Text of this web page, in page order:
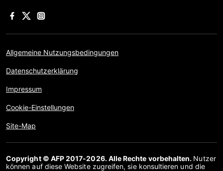
Allgemeine Nutzungsbedingungen
Datenschutzerklärung
Impressum
Cookie-Einstellungen
Site-Map
Copyright © AFP 2017-2026. Alle Rechte vorbehalten. Nutzer
können auf diese Website zugreifen, sie konsultieren und die